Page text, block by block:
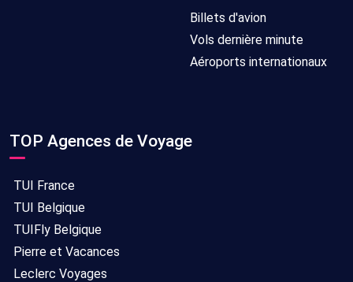
Billets d'avion
Vols dernière minute
Aéroports internationaux
TOP Agences de Voyage
TUI France
TUI Belgique
TUIFly Belgique
Pierre et Vacances
Leclerc Voyages